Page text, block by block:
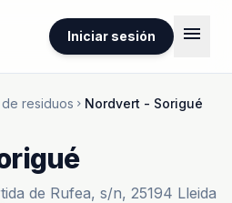
Iniciar sesión menu
residuos chevron_right Nordvert - Sorigué
de Rufea, s/n, 25194 Lleida